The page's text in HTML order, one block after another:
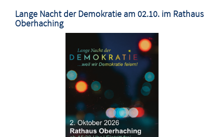
Lange Nacht der Demokratie am 02.10. im Rathaus
Oberhaching